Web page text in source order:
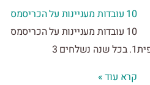
10 עובדות מעניינות על הכריסמס
קרא עוד »